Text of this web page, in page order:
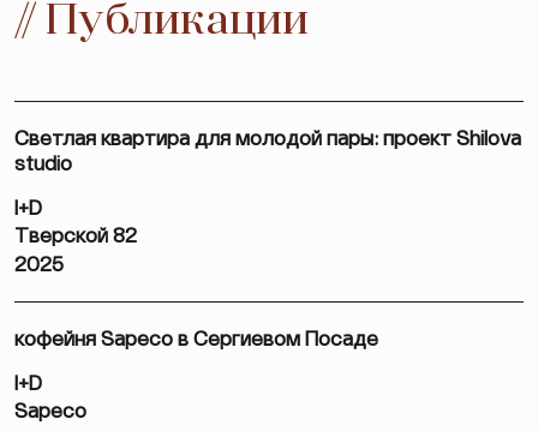
// Публикации
Светлая квартира для молодой пары: проект Shilova
studio
I+D
Тверской 82
2025
кофейня Sapeco в Сергиевом Посаде
I+D
Sapeco